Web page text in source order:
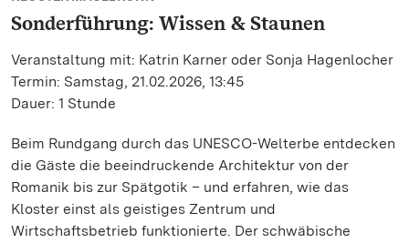
Sonderführung: Wissen & Staunen
Veranstaltung mit: Katrin Karner oder Sonja Hagenlocher
Termin: Samstag, 21.02.2026, 13:45
Dauer: 1 Stunde
Beim Rundgang durch das UNESCO-Welterbe entdecken
die Gäste die beeindruckende Architektur von der
Romanik bis zur Spätgotik – und erfahren, wie das
Kloster einst als geistiges Zentrum und
Wirtschaftsbetrieb funktionierte. Der schwäbische